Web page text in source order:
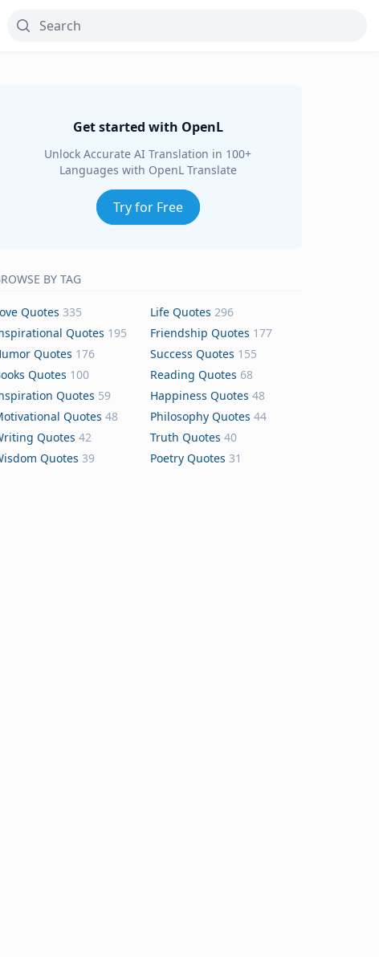
Get started with OpenL
Unlock Accurate AI Translation in 100+
Languages with OpenL Translate
Try for Free
BY TAG
Quotes 335 Life Quotes 296
Quotes 195 Friendship Quotes 177
Quotes 176 Success Quotes 155
Quotes 100 Reading Quotes 68
Quotes 59 Happiness Quotes 48
Quotes 48 Philosophy Quotes 44
Quotes 42 Truth Quotes 40
Quotes 39 Poetry Quotes 31